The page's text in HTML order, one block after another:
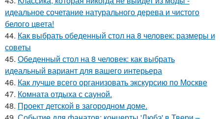
идеальное сочетание натурального дерева и чистого
белого цвета!
44. Как выбрать обеденный стол на 8 человек: размеры и
советы
45. Обеденный стол на 8 человек: как выбрать
идеальный вариант для вашего интерьера
46. Как лучше всего организовать экскурсию по Москве
47. Комната отдыха с сауной.
48. Проект детской в загородном доме.